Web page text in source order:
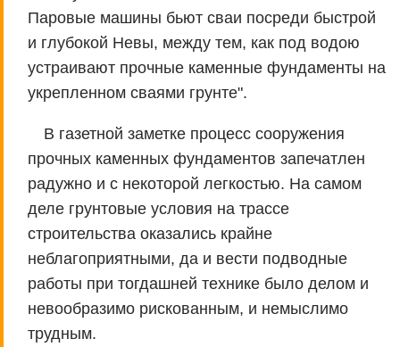
Паровые машины бьют сваи посреди быстрой
и глубокой Невы, между тем, как под водою
устраивают прочные каменные фундаменты на
укрепленном сваями грунте".
В газетной заметке процесс сооружения
прочных каменных фундаментов запечатлен
радужно и с некоторой легкостью. На самом
деле грунтовые условия на трассе
строительства оказались крайне
неблагоприятными, да и вести подводные
работы при тогдашней технике было делом и
невообразимо рискованным, и немыслимо
трудным.